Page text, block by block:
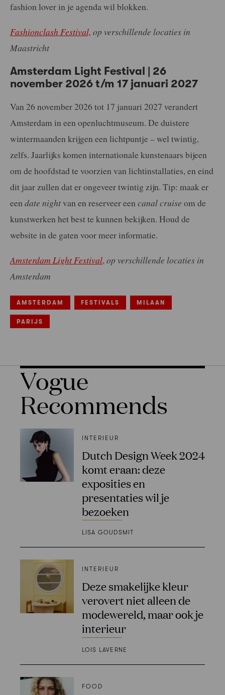
fashion lover in je agenda wil blokken.
Fashionclash Festival, op verschillende locaties in
Maastricht
Amsterdam Light Festival | 26
november 2026 t/m 17 januari 2027
Van 26 november 2026 tot 17 januari 2027 verandert
Amsterdam in een openluchtmuseum. De duistere
wintermaanden krijgen een lichtpuntje – wel twintig,
zelfs. Jaarlijks komen internationale kunstenaars bijeen
om de hoofdstad te voorzien van lichtinstallaties, en eind
dit jaar zullen dat er ongeveer twintig zijn. Tip: maak er
een date nightvan en reserveer een canal cruise om de
kunstwerken het best te kunnen bekijken. Houd de
website in de gaten voor meer informatie.
Amsterdam Light Festival,op verschillende locaties in
Amsterdam
AMSTERDAM FESTIVALS MILAAN
PARIJS
Vogue
Recommends
INTERIEUR
Dutch Design Week 2024
komt eraan: deze
exposities en
presentaties wil je
bezoeken
LISA GOUDSMIT
INTERIEUR
Deze smakelijke kleur
verovert niet alleen de
modewereld, maar ook je
interieur
LOIS LAVERNE
FOOD